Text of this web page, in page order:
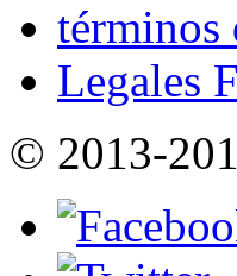
términos
Legales
© 2013-